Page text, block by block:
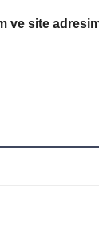
ve site